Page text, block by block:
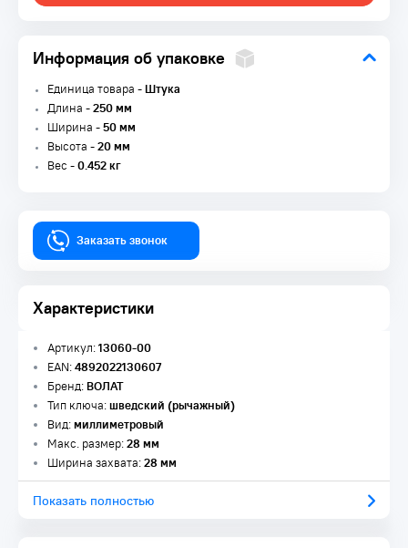
Информация об упаковке
Единица товара -Штука
Длина -250 мм
Ширина -50 мм
Высота -20 мм
Вес -0.452 кг
Заказать звонок
Характеристики
Артикул:13060-00
EAN:4892022130607
Бренд:ВОЛАТ
Тип ключа:шведский (рычажный)
Вид:миллиметровый
Макс. размер:28 мм
Ширина захвата:28 мм
Показать полностью